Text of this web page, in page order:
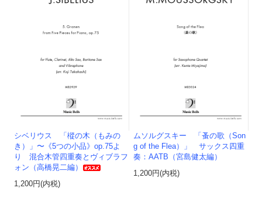
シベリウス 「樅の木（もみの
き）」〜《5つの小品》op.75よ
り 混合木管四重奏とヴィブラフ
ォン（高橋晃二編）
1,200円(内税)
ムソルグスキー 「蚤の歌（Son
g of the Flea）」 サックス四重
奏：AATB（宮島健太編）
1,200円(内税)